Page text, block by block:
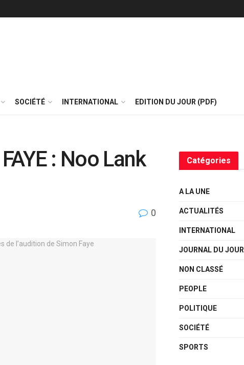
SOCIÉTÉ INTERNATIONAL EDITION DU JOUR (PDF)
: Noo Lank
0
Catégories
A LA UNE
ACTUALITÉS
INTERNATIONAL
JOURNAL DU JOUR
NON CLASSÉ
PEOPLE
POLITIQUE
SOCIÉTÉ
SPORTS